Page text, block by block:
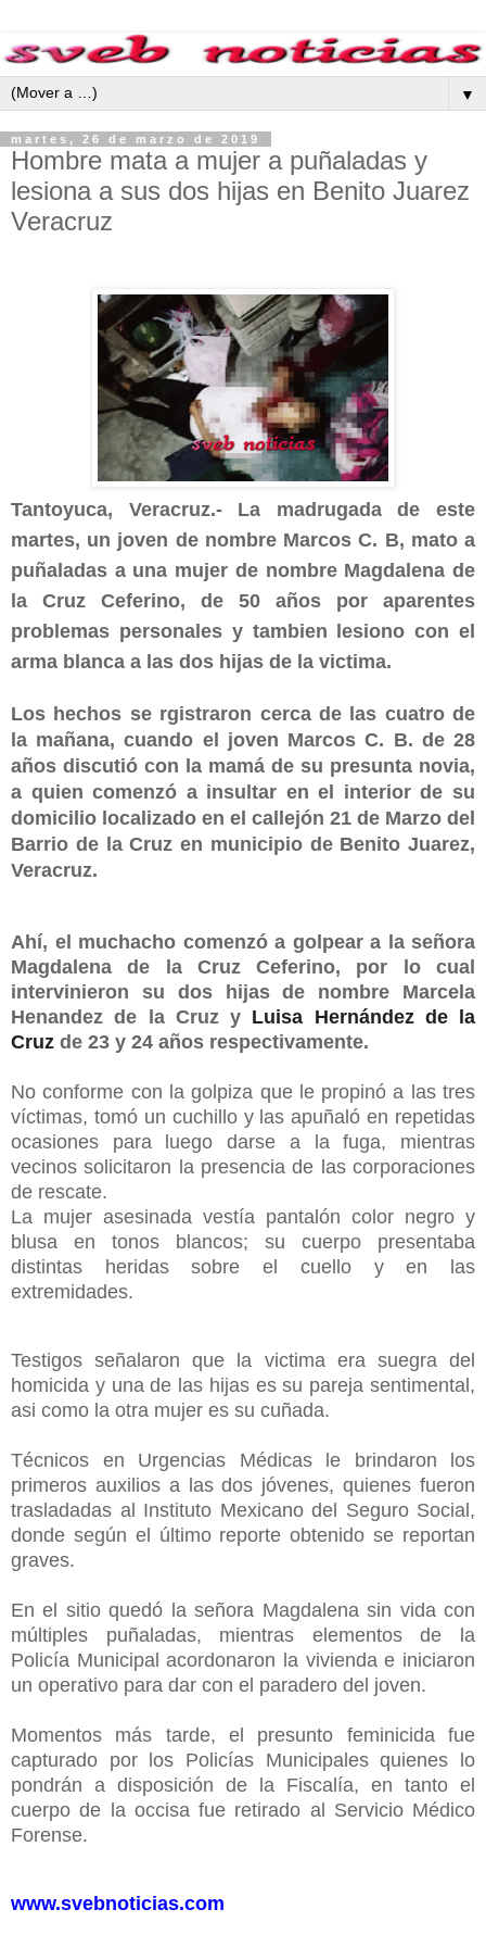
▼
martes, 26 de marzo de 2019
Hombre mata a mujer a puñaladas y
lesiona a sus dos hijas en Benito Juarez
Veracruz
Tantoyuca, Veracruz.- La madrugada de este
martes, un joven de nombre Marcos C. B, mato a
puñaladas a una mujer de nombre Magdalena de
la Cruz Ceferino, de 50 años por aparentes
problemas personales y tambien lesiono con el
arma blanca a las dos hijas de la victima.
Los hechos se rgistraron cerca de las cuatro de
la mañana, cuando el joven Marcos C. B. de 28
años discutió con la mamá de su presunta novia,
a quien comenzó a insultar en el interior de su
domicilio localizado en el callejón 21 de Marzo del
Barrio de la Cruz en municipio de Benito Juarez,
Veracruz.
Ahí, el muchacho comenzó a golpear a la señora
Magdalena de la Cruz Ceferino, por lo cual
intervinieron su dos hijas de nombre Marcela
Henandez de la Cruz y Luisa Hernández de la
Cruz de 23 y 24 años respectivamente.
No conforme con la golpiza que le propinó a las tres
víctimas, tomó un cuchillo y las apuñaló en repetidas
ocasiones para luego darse a la fuga, mientras
vecinos solicitaron la presencia de las corporaciones
de rescate.
La mujer asesinada vestía pantalón color negro y
blusa en tonos blancos; su cuerpo presentaba
distintas heridas sobre el cuello y en las
extremidades.
Testigos señalaron que la victima era suegra del
homicida y una de las hijas es su pareja sentimental,
asi como la otra mujer es su cuñada.
Técnicos en Urgencias Médicas le brindaron los
primeros auxilios a las dos jóvenes, quienes fueron
trasladadas al Instituto Mexicano del Seguro Social,
donde según el último reporte obtenido se reportan
graves.
En el sitio quedó la señora Magdalena sin vida con
múltiples puñaladas, mientras elementos de la
Policía Municipal acordonaron la vivienda e iniciaron
un operativo para dar con el paradero del joven.
Momentos más tarde, el presunto feminicida fue
capturado por los Policías Municipales quienes lo
pondrán a disposición de la Fiscalía, en tanto el
cuerpo de la occisa fue retirado al Servicio Médico
Forense.
www.svebnoticias.com